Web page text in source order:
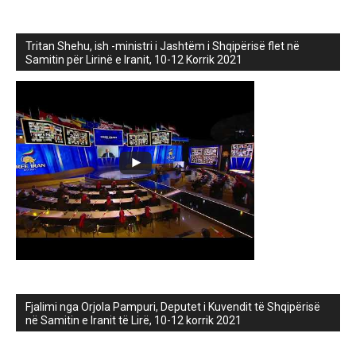
Tritan Shehu, ish -ministri i Jashtëm i Shqipërisë flet në
Samitin për Lirinë e Iranit, 10-12 Korrik 2021
Fjalimi nga Orjola Pampuri, Deputet i Kuvendit të Shqipërisë
në Samitin e Iranit të Lirë, 10-12 korrik 2021